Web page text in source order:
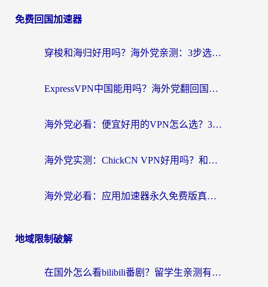
免费回国加速器
穿梭和海归好用吗？海外党亲测：3步选对回国加速器，无缝刷国内剧玩手游
ExpressVPN中国能用吗？海外党翻回国内的加速器选择指南（附番茄加速器实测）
海外党必看：便宜好用的VPN怎么选？3步解决回国访问难题+Steam改区技巧
海外党实测：ChickCN VPN好用吗？和OurPlay VPN对比哪个回国效果更好？附避坑指南
海外党必看：应用加速器永久免费版真的靠谱吗？教你选对回国加速器无缝刷国内资源
地域限制破解
在国外怎么看bilibili番剧？留学生亲测有效的地域限制突破指南（附酷我酷狗音乐解决方法）